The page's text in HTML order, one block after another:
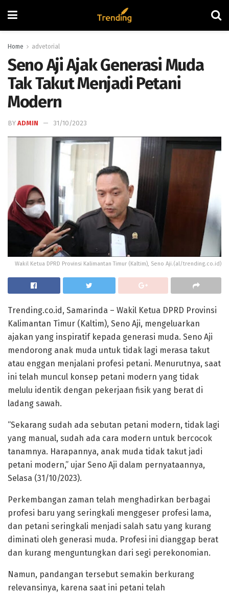
Home advetorial
Seno Aji Ajak Generasi Muda
Tak Takut Menjadi Petani
Modern
BY ADMIN 31/10/2023
Wakil Ketua DPRD Provinsi Kalimantan Timur (Kaltim), Seno Aji.(al/trending.co.id)
Trending.co.id, Samarinda – Wakil Ketua DPRD Provinsi
Kalimantan Timur (Kaltim), Seno Aji, mengeluarkan
ajakan yang inspiratif kepada generasi muda. Seno Aji
mendorong anak muda untuk tidak lagi merasa takut
atau enggan menjalani profesi petani. Menurutnya, saat
ini telah muncul konsep petani modern yang tidak
melulu identik dengan pekerjaan fisik yang berat di
ladang sawah.
“Sekarang sudah ada sebutan petani modern, tidak lagi
yang manual, sudah ada cara modern untuk bercocok
tanamnya. Harapannya, anak muda tidak takut jadi
petani modern,” ujar Seno Aji dalam pernyataannya,
Selasa (31/10/2023).
Perkembangan zaman telah menghadirkan berbagai
profesi baru yang seringkali menggeser profesi lama,
dan petani seringkali menjadi salah satu yang kurang
diminati oleh generasi muda. Profesi ini dianggap berat
dan kurang menguntungkan dari segi perekonomian.
Namun, pandangan tersebut semakin berkurang
relevansinya, karena saat ini petani telah